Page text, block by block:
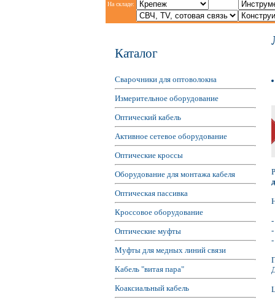
На складе:
Каталог
Сварочники для оптоволокна
Измерительное оборудование
Оптический кабель
Активное сетевое оборудование
Оптические кроссы
Оборудование для монтажа кабеля
Оптическая пассивка
Кроссовое оборудование
Оптические муфты
Муфты для медных линий связи
Кабель "витая пара"
Коаксиальный кабель
-